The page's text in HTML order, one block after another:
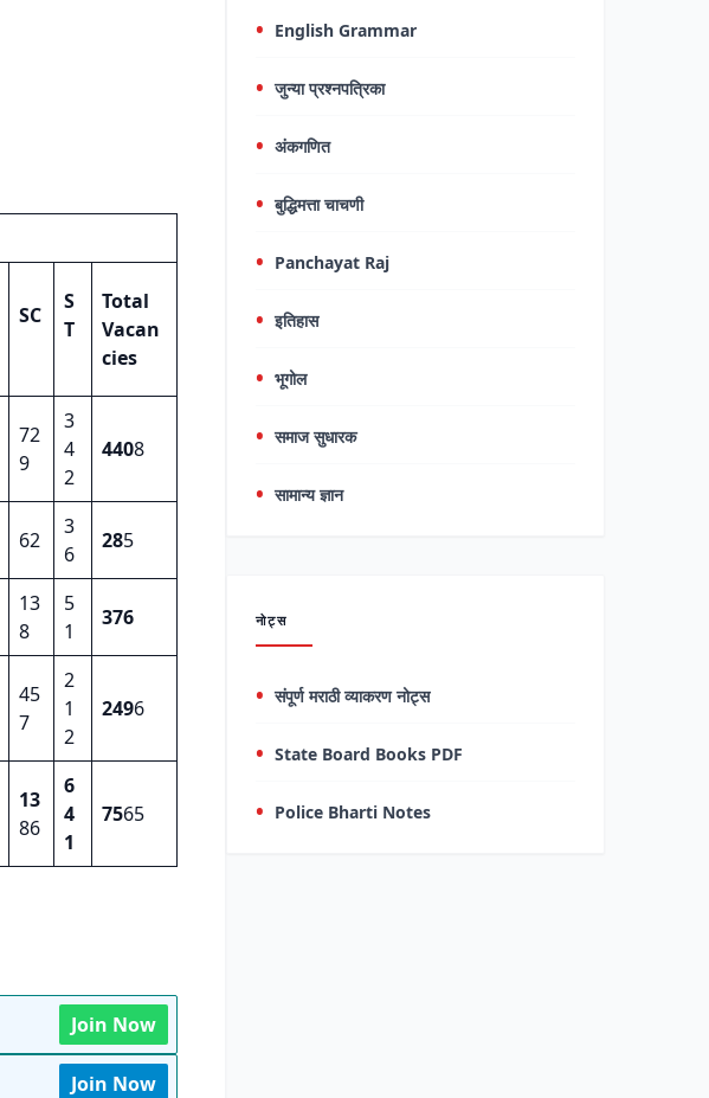
SC
S
T
Total
Vacan
cies
72
9
3
4
2
4408
62
3
6
285
13
8
5
1
376
45
7
2
1
2
2496
13
86
6
4
1
7565
Join Now
Join Now
English Grammar
जुन्या प्रश्नपत्रिका
अंकगणित
बुद्धिमत्ता चाचणी
Panchayat Raj
इतिहास
भूगोल
समाज सुधारक
सामान्य ज्ञान
नोट्स
संपूर्ण मराठी व्याकरण नोट्स
State Board Books PDF
Police Bharti Notes